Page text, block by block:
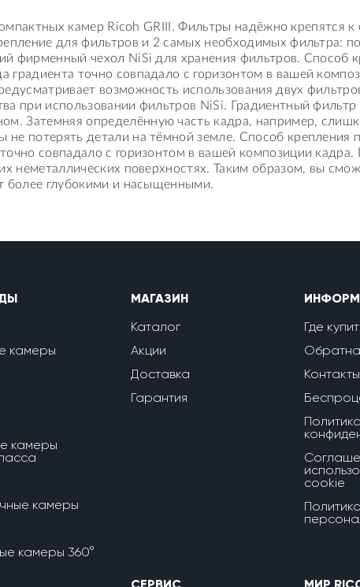
камер Ricoh GRIII. Фильтры надёжно крепятся к
для фильтров и 2 самых необходимых фильтра:
фирменный чехол NiSi для хранения фильтров. Способ
точно совпадало с горизонтом в вашей
возможность использования двух
при использовании фильтров NiSi. Градиентный
Затемняя определённую часть кадра, например,
потерять детали на тёмной земле. Способ крепления
совпадало с горизонтом в вашей композиции
неметаллических поверхностях. Таким образом, вы
более глубокими и насыщенными.
камеры
камеры
камеры
камеры 360°
МАГАЗИН
Каталог
Акции
Доставка
Гарантия
Где
Контакты
Политика
cookie
СЕРВИС МИР